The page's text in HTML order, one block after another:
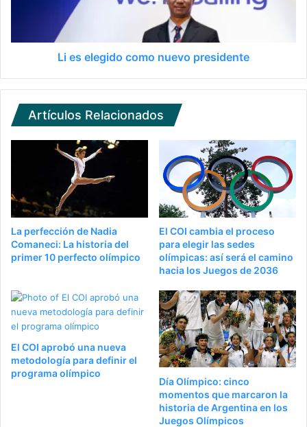
Li es elegido como nuevo presidente
Artículos Relacionados
La perfección de Nadia
Comaneci: La historia del
primer 10 perfecto olímpico
El COI cambia el proceso
para elegir las sedes
olímpicas: así será el camino
hacia los Juegos de 2036
El COI aprobó una nueva
metodología para definir el
programa olímpico
Día Olímpico: cinco
momentos que marcaron la
historia de Argentina en los
Juegos Olímpicos